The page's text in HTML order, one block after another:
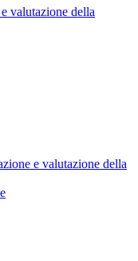
valutazione della
e valutazione della